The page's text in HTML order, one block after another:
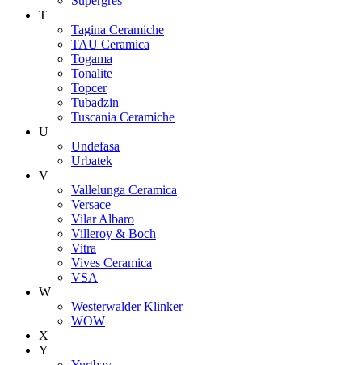
T
Tagina Ceramiche
TAU Ceramica
Togama
Tonalite
Topcer
Tubadzin
Tuscania Ceramiche
U
Undefasa
Urbatek
V
Vallelunga Ceramica
Versace
Vilar Albaro
Villeroy & Boch
Vitra
Vives Ceramica
VSA
W
Westerwalder Klinker
WOW
X
Y